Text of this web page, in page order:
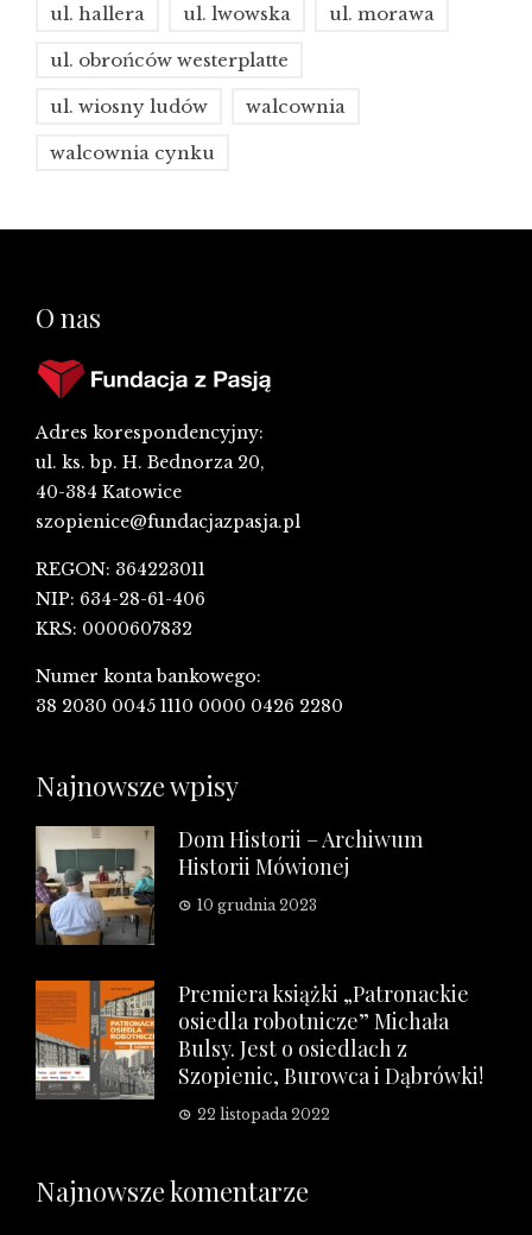
ul. hallera ul. lwowska ul. morawa
ul. obrońców westerplatte
ul. wiosny ludów walcownia
walcownia cynku
O nas
Adres korespondencyjny:
ul. ks. bp. H. Bednorza 20,
40-384 Katowice
szopienice@fundacjazpasja.pl
REGON: 364223011
NIP: 634-28-61-406
KRS: 0000607832
Numer konta bankowego:
38 2030 0045 1110 0000 0426 2280
Najnowsze wpisy
Dom Historii – Archiwum
Historii Mówionej
10 grudnia 2023
Premiera książki „Patronackie
osiedla robotnicze” Michała
Bulsy. Jest o osiedlach z
Szopienic, Burowca i Dąbrówki!
22 listopada 2022
Najnowsze komentarze